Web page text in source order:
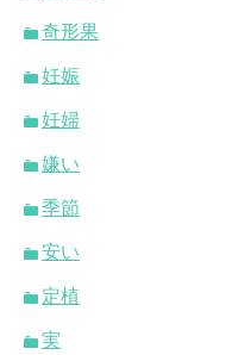
奇形果
妊娠
妊婦
嫌い
季節
安い
定植
実